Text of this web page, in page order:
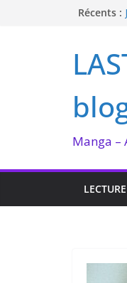
Récents :
Manga –
LECTURE